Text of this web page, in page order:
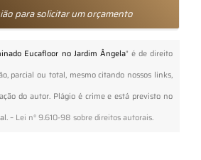
para solicitar um orçamento
Eucafloor no Jardim Ângela" é de direito
parcial ou total, mesmo citando nossos links,
do autor. Plágio é crime e está previsto no
– Lei n° 9.610-98 sobre direitos autorais.